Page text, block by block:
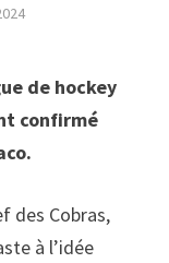
de hockey
confirmé
des Cobras,
à l’idée